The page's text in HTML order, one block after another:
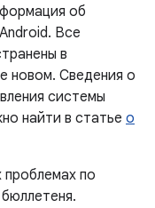
об
Все
в
новом. Сведения о
системы
найти в статье о
по